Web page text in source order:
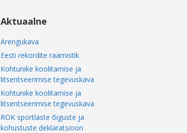
Aktuaalne
Arengukava
Eesti rekordite raamistik
Kohtunike koolitamise ja
litsentseerimise tegevuskava
Kohtunike koolitamise ja
litsentseerimise tegevuskava
ROK sportlaste õiguste ja
kohustuste deklaratsioon